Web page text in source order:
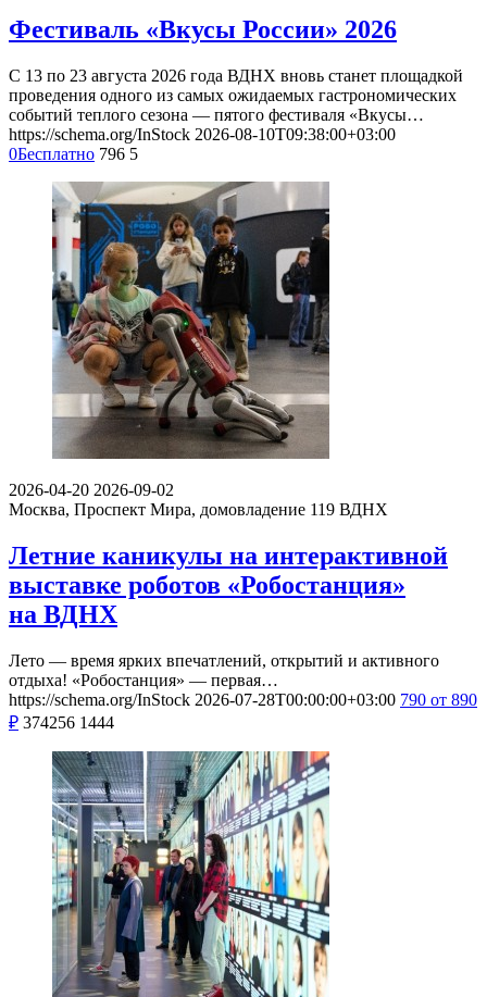
Фестиваль «Вкусы России» 2026
С 13 по 23 августа 2026 года ВДНХ вновь станет площадкой
проведения одного из самых ожидаемых гастрономических
событий теплого сезона — пятого фестиваля «Вкусы…
https://schema.org/InStock 2026-08-10T09:38:00+03:00
0Бесплатно 796 5
2026-04-20 2026-09-02
Москва, Проспект Мира, домовладение 119 ВДНХ
Летние каникулы на интерактивной
выставке роботов «Робостанция»
на ВДНХ
Лето — время ярких впечатлений, открытий и активного
отдыха! «Робостанция» — первая…
https://schema.org/InStock 2026-07-28T00:00:00+03:00 790 от 890
₽ 374256 1444